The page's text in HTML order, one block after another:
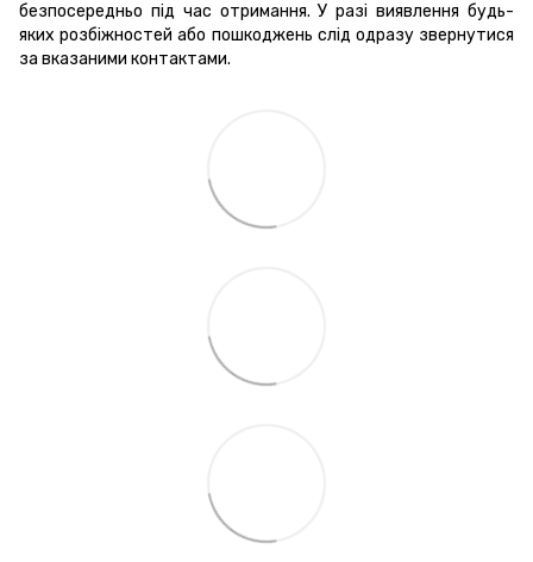
безпосередньо під час отримання. У разі виявлення будь-
яких розбіжностей або пошкоджень слід одразу звернутися
за вказаними контактами.